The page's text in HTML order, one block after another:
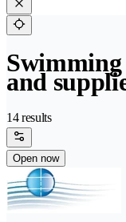
and
14 results
Open now